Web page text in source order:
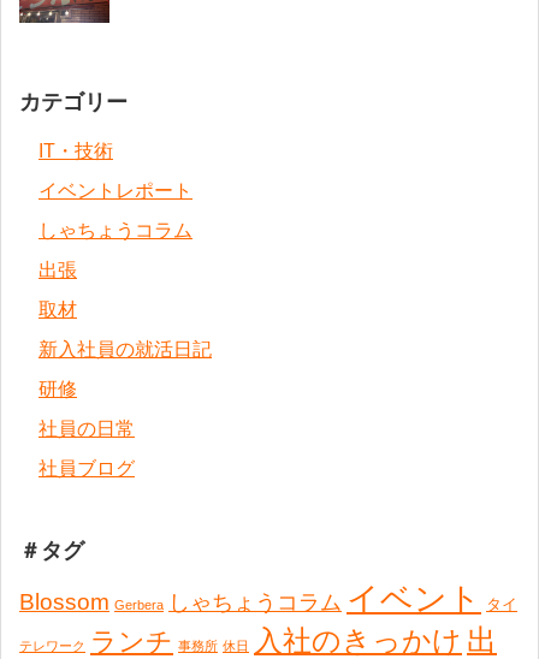
カテゴリー
IT・技術
イベントレポート
しゃちょうコラム
出張
取材
新入社員の就活日記
研修
社員の日常
社員ブログ
＃タグ
Blossom Gerbera しゃちょうコラム イベント タイ
テレワーク ランチ 事務所 休日 入社のきっかけ 出